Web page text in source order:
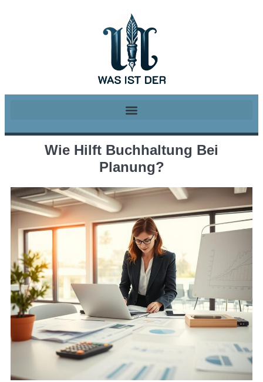
Wie Hilft Buchhaltung Bei
Planung?